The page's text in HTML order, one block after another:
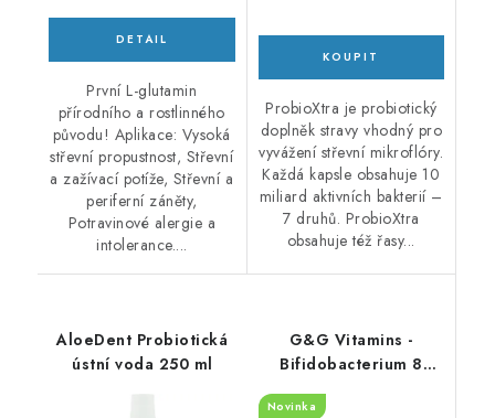
První L-glutamin
přírodního a rostlinného
původu! Aplikace: Vysoká
střevní propustnost, Střevní
a zažívací potíže, Střevní a
periferní záněty,
Potravinové alergie a
intolerance....
ProbioXtra je probiotický
doplněk stravy vhodný pro
vyvážení střevní mikroflóry.
Každá kapsle obsahuje 10
miliard aktivních bakterií –
7 druhů. ProbioXtra
obsahuje též řasy...
AloeDent Probiotická
ústní voda 250 ml
G&G Vitamins -
Bifidobacterium 8
Novinka